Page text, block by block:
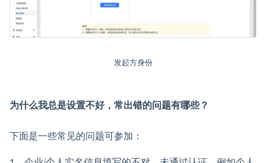
发起方身份
为什么我总是设置不好，常出错的问题有哪些？
下面是一些常见的问题可参加：